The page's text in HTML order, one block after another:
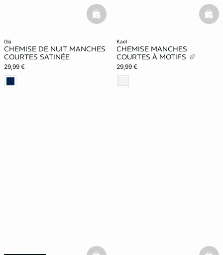
gia
CHEMISE DE NUIT MANCHES
COURTES SATINÉE
29,99 €
basketfull
kael
CHEMISE MANCHES
COURTES À MOTIFS
29,99 €